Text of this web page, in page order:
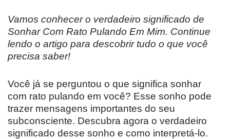
Vamos conhecer o verdadeiro significado de
Sonhar Com Rato Pulando Em Mim. Continue
lendo o artigo para descobrir tudo o que você
precisa saber!
Você já se perguntou o que significa sonhar
com rato pulando em você? Esse sonho pode
trazer mensagens importantes do seu
subconsciente. Descubra agora o verdadeiro
significado desse sonho e como interpretá-lo.